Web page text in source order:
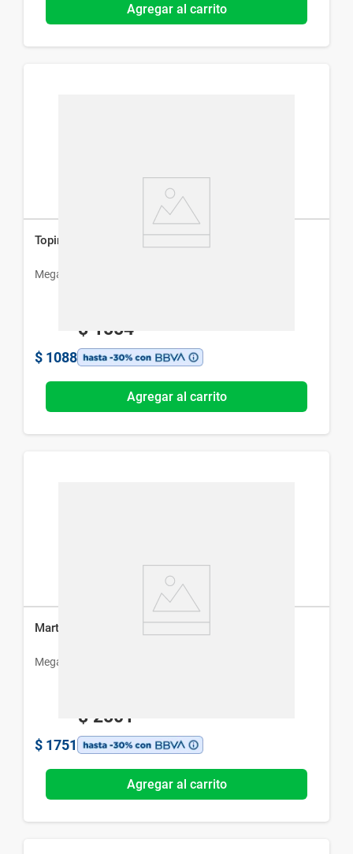
Agregar al carrito
Topirax 50 mg x 30 Comp
Megalabs
$ 1554
$ 1088
Agregar al carrito
Martesia 150 mg x 28 Cáps
Megalabs
$ 2501
$ 1751
Agregar al carrito